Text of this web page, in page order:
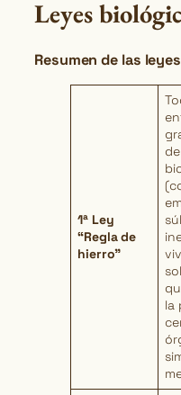
Leyes
Resumen de las
1ª Ley
“Regla de
hierro”
la